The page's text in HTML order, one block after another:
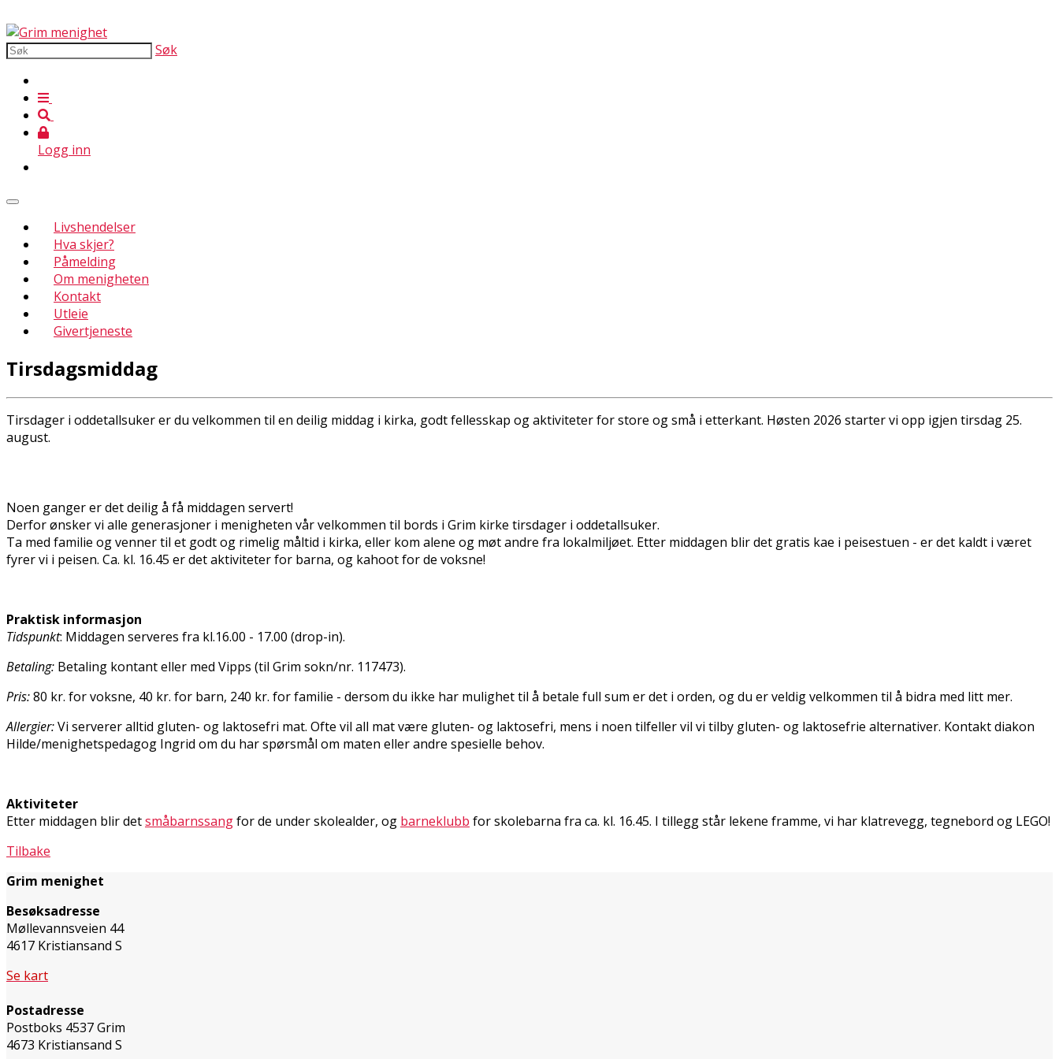
Søk
Logg inn
Livshendelser
Hva skjer?
Påmelding
Om menigheten
Kontakt
Utleie
Givertjeneste
Tirsdagsmiddag
Tirsdager i oddetallsuker er du velkommen til en deilig middag i kirka, godt fellesskap og aktiviteter for store og små i etterkant. Høsten 2026 starter vi opp igjen tirsdag 25.
august.
Noen ganger er det deilig å få middagen servert!
Derfor ønsker vi alle generasjoner i menigheten vår velkommen til bords i Grim kirke tirsdager i oddetallsuker.
Ta med familie og venner til et godt og rimelig måltid i kirka, eller kom alene og møt andre fra lokalmiljøet. Etter middagen blir det gratis kaffe i peisestuen - er det kaldt i været
fyrer vi i peisen. Ca. kl. 16.45 er det aktiviteter for barna, og kahoot for de voksne!
Praktisk informasjon
Tidspunkt: Middagen serveres fra kl.16.00 - 17.00 (drop-in).
Betaling: Betaling kontant eller med Vipps (til Grim sokn/nr. 117473).
Pris:80 kr. for voksne, 40 kr. for barn, 240 kr. for familie - dersom du ikke har mulighet til å betale full sum er det i orden, og du er veldig velkommen til å bidra med litt mer.
Allergier:Vi serverer alltid gluten- og laktosefri mat. Ofte vil all mat være gluten- og laktosefri, mens i noen tilfeller vil vi tilby gluten- og laktosefrie alternativer. Kontakt diakon
Hilde/menighetspedagog Ingrid om du har spørsmål om maten eller andre spesielle behov.
Aktiviteter
Etter middagen blir detsmåbarnssangfor de under skolealder, og barneklubb for skolebarna fra ca. kl. 16.45. I tillegg står lekene framme, vi har klatrevegg, tegnebord og LEGO!
Tilbake
Grim menighet
Besøksadresse
Møllevannsveien 44
4617 Kristiansand S
Se kart
Postadresse
Postboks 4537 Grim
4673 Kristiansand S